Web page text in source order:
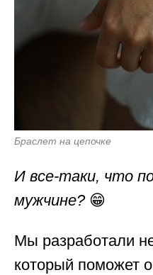
Браслет на цепочке
И все-таки, что
мужчине? 😁
Мы разработали
который поможет